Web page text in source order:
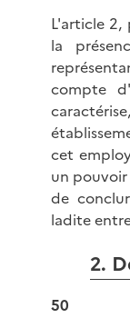
L'article 2,
la
compte
cet
un
de
ladite
2.
50